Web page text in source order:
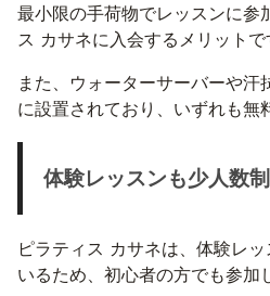
最小限の手荷物でレッスンに参
ス カサネに入会するメリットで
また、ウォーターサーバーや汗
に設置されており、いずれも無
体験レッスンも少人数
ピラティス カサネは、体験レ
いるため、初心者の方でも参加